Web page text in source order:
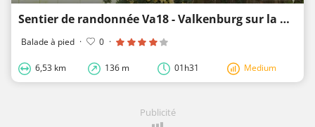
Sentier de randonnée Va18 - Valkenburg sur la Geul - Gerendal
Balade à pied · 0 ·
6,53 km 136 m 01h31 Medium
Publicité